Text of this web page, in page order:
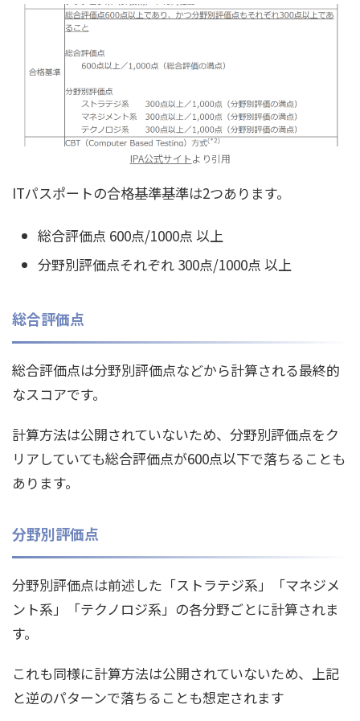
IPA公式サイトより引用
ITパスポートの合格基準基準は2つあります。
総合評価点 600点/1000点 以上
分野別評価点それぞれ 300点/1000点 以上
総合評価点
総合評価点は分野別評価点などから計算される最終的
なスコアです。
計算方法は公開されていないため、分野別評価点をク
リアしていても総合評価点が600点以下で落ちることも
あります。
分野別評価点
分野別評価点は前述した「ストラテジ系」「マネジメ
ント系」「テクノロジ系」の各分野ごとに計算されま
す。
これも同様に計算方法は公開されていないため、上記
と逆のパターンで落ちることも想定されます